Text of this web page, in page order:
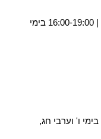
שעות פעילות ימים א'-ה', 10:00-15:00 | 16:00-19:00 בימי
שעות פעילות ימים א'-ה', 10:00-19:00 בימי ו' וערבי חג,